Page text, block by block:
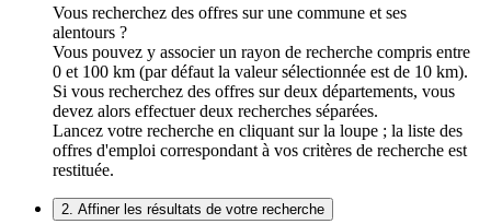
Vous recherchez des offres sur une commune et ses
alentours ?
Vous pouvez y associer un rayon de recherche compris entre
0 et 100 km (par défaut la valeur sélectionnée est de 10 km).
Si vous recherchez des offres sur deux départements, vous
devez alors effectuer deux recherches séparées.
Lancez votre recherche en cliquant sur la loupe ; la liste des
offres d'emploi correspondant à vos critères de recherche est
restituée.
2. Affiner les résultats de votre recherche